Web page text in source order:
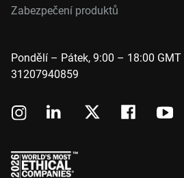
Zabezpečení produktů
Pondělí – Pátek, 9:00 – 18:00 GMT
31207940859